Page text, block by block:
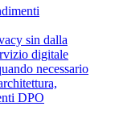
sin dalla
digitale
necessario
DPO